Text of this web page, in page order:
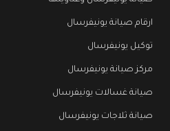
ارقام صيانة يونيفرسال
توكيل يونيفرسال
مركز صيانة يونيفرسال
صيانة غسالات يونيفرسال
صيانة ثلاجات يونيفرسال